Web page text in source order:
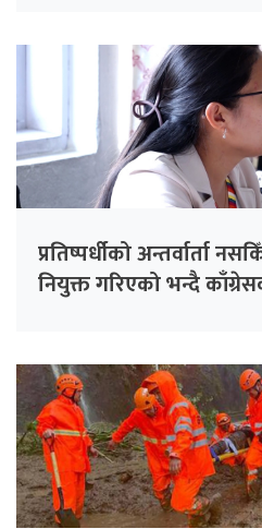
प्रतिष्पर्धीको अन्तर्वार्ता
नियुक्त गरिएको भन्दै